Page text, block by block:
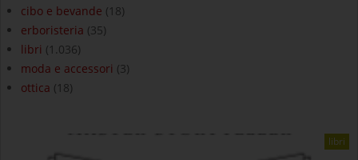
cibo e bevande (18)
erboristeria (35)
libri (1.036)
moda e accessori (3)
ottica (18)
libri